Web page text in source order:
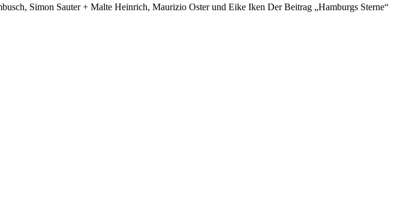
Simon Sauter + Malte Heinrich, Maurizio Oster und Eike Iken Der Beitrag „Hamburgs Sterne“